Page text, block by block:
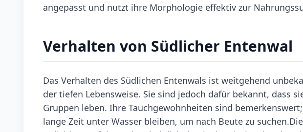
angepasst und nutzt ihre Morphologie effektiv zur
Verhalten von Südlicher Entenwal
Das Verhalten des Südlichen Entenwals ist weitgehend
der tiefen Lebensweise. Sie sind jedoch dafür bekannt, dass
Gruppen leben. Ihre Tauchgewohnheiten sind
lange Zeit unter Wasser bleiben, um nach Beute zu